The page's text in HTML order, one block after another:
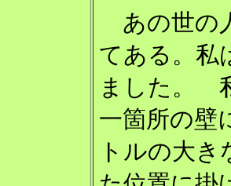
あの世の
てある。私
ました。
一箇所の壁
トルの大